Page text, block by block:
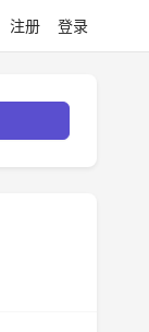
注册 登录